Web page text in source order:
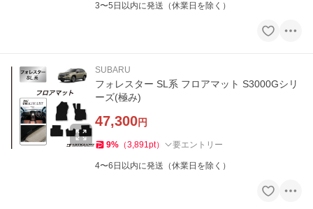
3〜5日以内に発送（休業日を除く）
SUBARU
フォレスター SL系 フロアマット S3000Gシリ
ーズ(極み)
47,300円
9% （3,891pt） 要エントリー
4〜6日以内に発送（休業日を除く）